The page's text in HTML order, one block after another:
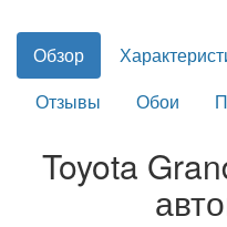
Обзор
Отзывы
Обои
Toyota